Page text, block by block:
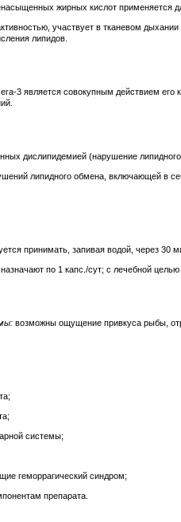
жирных кислот применяется
участвует в тканевом
липидов.
3 является совокупным действием
дислипидемией (нарушение
липидного обмена, включающей в
принимать, запивая водой, через 30
по 1 капс./сут; с лечебной
возможны ощущение привкуса рыбы,
системы;
геморрагический синдром;
препарата.